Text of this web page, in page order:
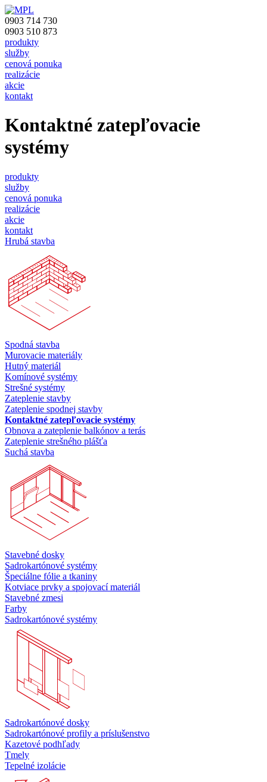
0903 714 730
0903 510 873
produkty
služby
cenová ponuka
realizácie
akcie
kontakt
Kontaktné zatepľovacie
systémy
produkty
služby
cenová ponuka
realizácie
akcie
kontakt
Hrubá stavba
Spodná stavba
Murovacie materiály
Hutný materiál
Komínové systémy
Strešné systémy
Zateplenie stavby
Zateplenie spodnej stavby
Kontaktné zatepľovacie systémy
Obnova a zateplenie balkónov a terás
Zateplenie strešného plášťa
Suchá stavba
Stavebné dosky
Sadrokartónové systémy
Špeciálne fólie a tkaniny
Kotviace prvky a spojovací materiál
Stavebné zmesi
Farby
Sadrokartónové systémy
Sadrokartónové dosky
Sadrokartónové profily a príslušenstvo
Kazetové podhľady
Tmely
Tepelné izolácie